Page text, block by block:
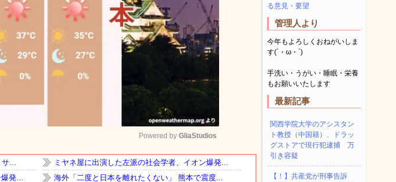
Mute
Powered by GliaStudios
る意見・要望
管理人より
今年もよろしくおねがいしま
す(´・ω・`)
手洗い・うがい・睡眠・栄養
もお願いいたします
最新記事
関西学院大学のアシスタン
ト教授（中国籍）、ドラッ
グストアで現行犯逮捕 万
引き容疑
【！】共産党が刑事告訴